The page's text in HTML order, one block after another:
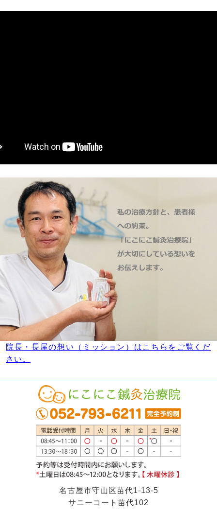
院長・長屋の想い（ミッション）はこちらをご覧くだ
さい。
名古屋市守山区苗代1-13-5
サニーコート苗代102